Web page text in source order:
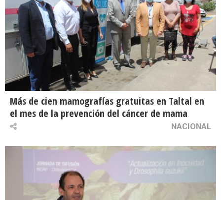
Más de cien mamografías gratuitas en Taltal en
el mes de la prevención del cáncer de mama
NACIONAL